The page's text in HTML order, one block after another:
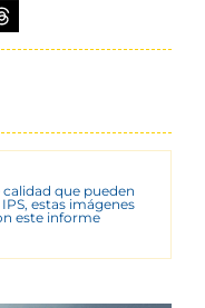
que pueden
estas imágenes
este informe